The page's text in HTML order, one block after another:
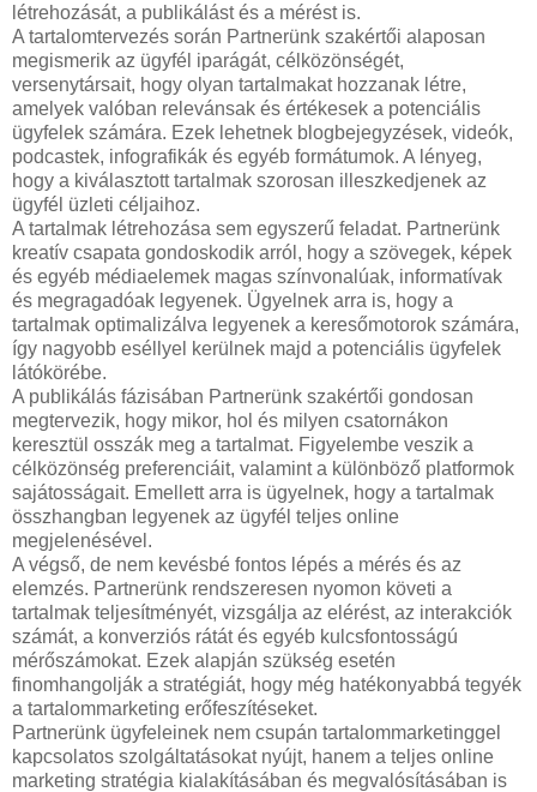
létrehozását, a publikálást és a mérést is.
A tartalomtervezés során Partnerünk szakértői alaposan
megismerik az ügyfél iparágát, célközönségét,
versenytársait, hogy olyan tartalmakat hozzanak létre,
amelyek valóban relevánsak és értékesek a potenciális
ügyfelek számára. Ezek lehetnek blogbejegyzések, videók,
podcastek, infografikák és egyéb formátumok. A lényeg,
hogy a kiválasztott tartalmak szorosan illeszkedjenek az
ügyfél üzleti céljaihoz.
A tartalmak létrehozása sem egyszerű feladat. Partnerünk
kreatív csapata gondoskodik arról, hogy a szövegek, képek
és egyéb médiaelemek magas színvonalúak, informatívak
és megragadóak legyenek. Ügyelnek arra is, hogy a
tartalmak optimalizálva legyenek a keresőmotorok számára,
így nagyobb eséllyel kerülnek majd a potenciális ügyfelek
látókörébe.
A publikálás fázisában Partnerünk szakértői gondosan
megtervezik, hogy mikor, hol és milyen csatornákon
keresztül osszák meg a tartalmat. Figyelembe veszik a
célközönség preferenciáit, valamint a különböző platformok
sajátosságait. Emellett arra is ügyelnek, hogy a tartalmak
összhangban legyenek az ügyfél teljes online
megjelenésével.
A végső, de nem kevésbé fontos lépés a mérés és az
elemzés. Partnerünk rendszeresen nyomon követi a
tartalmak teljesítményét, vizsgálja az elérést, az interakciók
számát, a konverziós rátát és egyéb kulcsfontosságú
mérőszámokat. Ezek alapján szükség esetén
finomhangolják a stratégiát, hogy még hatékonyabbá tegyék
a tartalommarketing erőfeszítéseket.
Partnerünk ügyfeleinek nem csupán tartalommarketinggel
kapcsolatos szolgáltatásokat nyújt, hanem a teljes online
marketing stratégia kialakításában és megvalósításában is